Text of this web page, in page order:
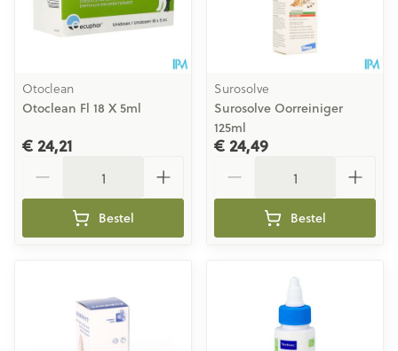
Otoclean
Otoclean Fl 18 X 5ml
€ 24,21
Bestel
Surosolve
Surosolve Oorreiniger
125ml
€ 24,49
Bestel